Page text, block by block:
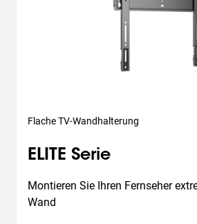
Flache TV-Wandhalterung
ELITE Serie
Montieren Sie Ihren Fernseher
Wand